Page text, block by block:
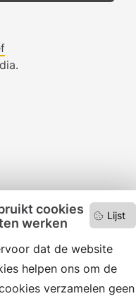
Lijst
cookies
werken
dat de website
helpen ons om de
verzamelen geen